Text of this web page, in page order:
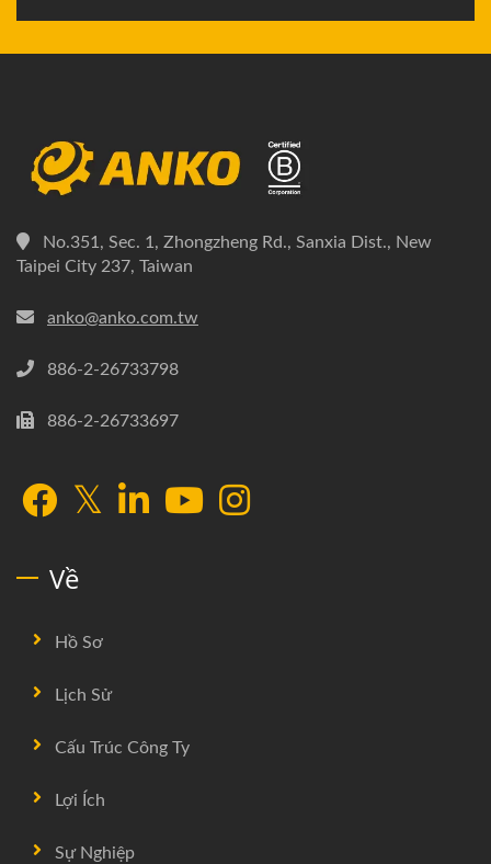
No.351, Sec. 1, Zhongzheng Rd., Sanxia Dist., New
Taipei City 237, Taiwan
anko@anko.com.tw
886-2-26733798
886-2-26733697
Về
Hồ Sơ
Lịch Sử
Cấu Trúc Công Ty
Lợi Ích
Sự Nghiệp